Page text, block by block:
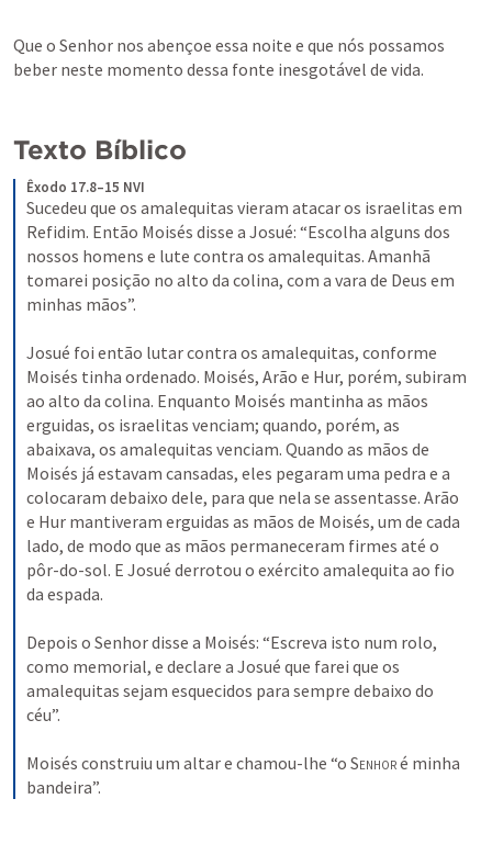
Que o Senhor nos abençoe essa noite e que nós possamos
beber neste momento dessa fonte inesgotável de vida.
Texto Bíblico
Êxodo 17.8–15 NVI
Sucedeu que os amalequitas vieram atacar os israelitas em
Refidim. Então Moisés disse a Josué: “Escolha alguns dos
nossos homens e lute contra os amalequitas. Amanhã
tomarei posição no alto da colina, com a vara de Deus em
minhas mãos”.
Josué foi então lutar contra os amalequitas, conforme
Moisés tinha ordenado. Moisés, Arão e Hur, porém, subiram
ao alto da colina. Enquanto Moisés mantinha as mãos
erguidas, os israelitas venciam; quando, porém, as
abaixava, os amalequitas venciam. Quando as mãos de
Moisés já estavam cansadas, eles pegaram uma pedra e a
colocaram debaixo dele, para que nela se assentasse. Arão
e Hur mantiveram erguidas as mãos de Moisés, um de cada
lado, de modo que as mãos permaneceram firmes até o
pôr-do-sol. E Josué derrotou o exército amalequita ao fio
da espada.
Depois o Senhor disse a Moisés: “Escreva isto num rolo,
como memorial, e declare a Josué que farei que os
amalequitas sejam esquecidos para sempre debaixo do
céu”.
Moisés construiu um altar e chamou-lhe “o Senhor é minha
bandeira”.